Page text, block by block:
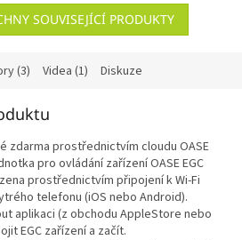
SOUVISEJÍCÍ PRODUKTY
(3) Videa (1) Diskuze
zdarma prostřednictvím cloudu OASE
pro ovládání zařízení OASE EGC
prostřednictvím připojení k Wi-Fi
telefonu (iOS nebo Android).
aplikaci (z obchodu AppleStore nebo
EGC zařízení a začít.